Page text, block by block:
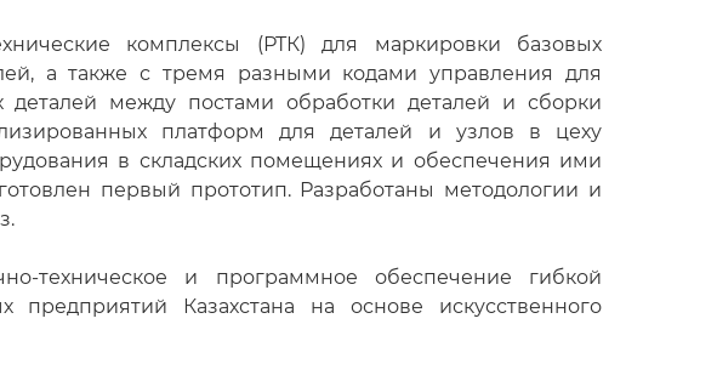
комплексы (РТК) для маркировки базовых
а также с тремя разными кодами управления для
между постами обработки деталей и сборки
платформ для деталей и узлов в цеху
в складских помещениях и обеспечения ими
первый прототип. Разработаны методологии и
техническое и программное обеспечение гибкой
Казахстана на основе искусственного